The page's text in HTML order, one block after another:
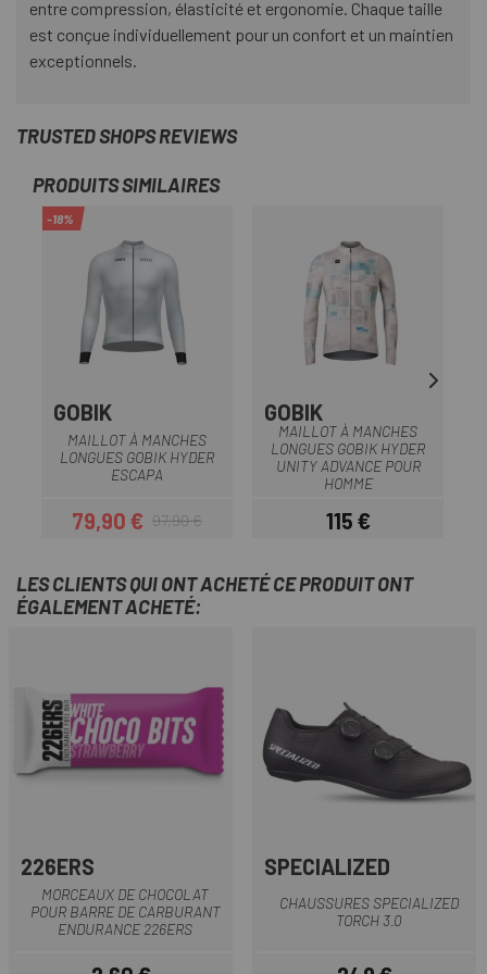
entre compression, élasticité et ergonomie. Chaque taille
est conçue individuellement pour un confort et un maintien
exceptionnels.
TRUSTED SHOPS REVIEWS
PRODUITS SIMILAIRES
-18%
GOBIK
MAILLOT À MANCHES
LONGUES GOBIK HYDER
ESCAPA
Prix
79,90 €Prix habituel
97,90 €
GOBIK
MAILLOT À MANCHES
LONGUES GOBIK HYDER
UNITY ADVANCE POUR
HOMME
Prix
115 €
LES CLIENTS QUI ONT ACHETÉ CE PRODUIT ONT
ÉGALEMENT ACHETÉ:
226ERS
MORCEAUX DE CHOCOLAT
POUR BARRE DE CARBURANT
ENDURANCE 226ERS
SPECIALIZED
CHAUSSURES SPECIALIZED
TORCH 3.0